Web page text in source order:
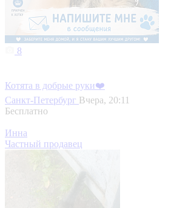
8
Котята в добрые руки❤️
Санкт-Петербург Вчера, 20:11
Бесплатно
Инна
Частный продавец